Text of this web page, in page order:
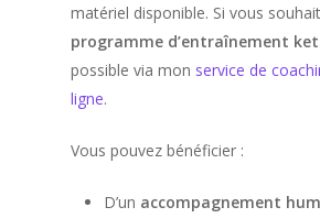
matériel disponible. Si vous
programme d’entraînement
possible via mon service de
ligne.
Vous pouvez bénéficier :
D’un accompagnement